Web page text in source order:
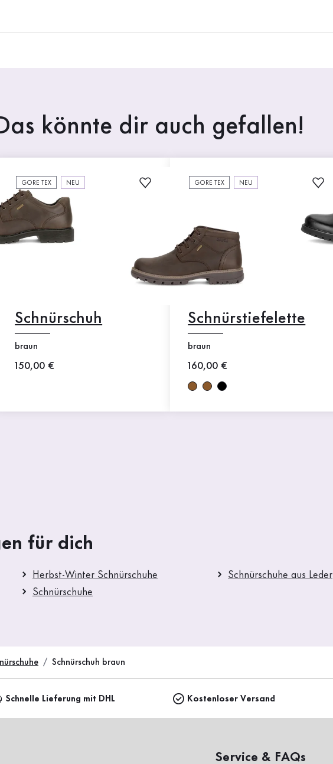
könnte dir auch gefallen!
GORE TEX NEU
Schnürschuh
braun
Neuer Preis
150,00 €
GORE TEX NEU
Schnürstiefelette
braun
Neuer Preis
160,00 €
für dich
Herbst-Winter Schnürschuhe Schnürschuhe aus Leder
Schnürschuhe
Schnürschuh braun
Schnelle Lieferung mit DHL Kostenloser Versand
Service & FAQs